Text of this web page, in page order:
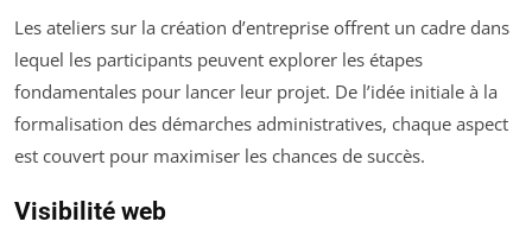
Les ateliers sur la création d’entreprise offrent un cadre dans
lequel les participants peuvent explorer les étapes
fondamentales pour lancer leur projet. De l’idée initiale à la
formalisation des démarches administratives, chaque aspect
est couvert pour maximiser les chances de succès.
Visibilité web